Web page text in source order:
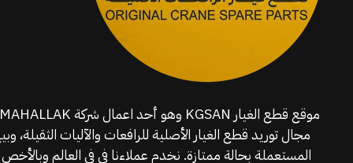
مجال توريد قطع الغيار الأصلية للرافعات والآليات الثقيلة،
المستعملة بحالة ممتازة. نخدم عملاءنا في في العالم